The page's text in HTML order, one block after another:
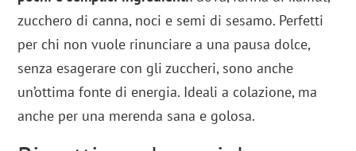
zucchero di canna, noci e semi di sesamo. Perfetti
per chi non vuole rinunciare a una pausa dolce,
senza esagerare con gli zuccheri, sono anche
un’ottima fonte di energia. Ideali a colazione, ma
anche per una merenda sana e golosa.